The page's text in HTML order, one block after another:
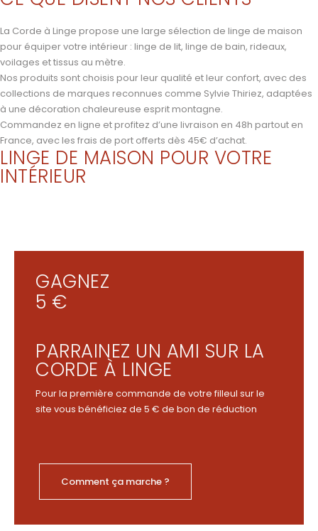
La Corde à Linge propose une large sélection de linge de maison
pour équiper votre intérieur : linge de lit, linge de bain, rideaux,
voilages et tissus au mètre.
Nos produits sont choisis pour leur qualité et leur confort, avec des
collections de marques reconnues comme Sylvie Thiriez, adaptées
à une décoration chaleureuse esprit montagne.
Commandez en ligne et profitez d’une livraison en 48h partout en
France, avec les frais de port offerts dès 45€ d’achat.
LINGE DE MAISON POUR VOTRE
INTÉRIEUR
GAGNEZ
5 €
PARRAINEZ UN AMI SUR LA
CORDE À LINGE
Pour la première commande de votre filleul sur le
site vous bénéficiez de 5 € de bon de réduction
Comment ça marche ?